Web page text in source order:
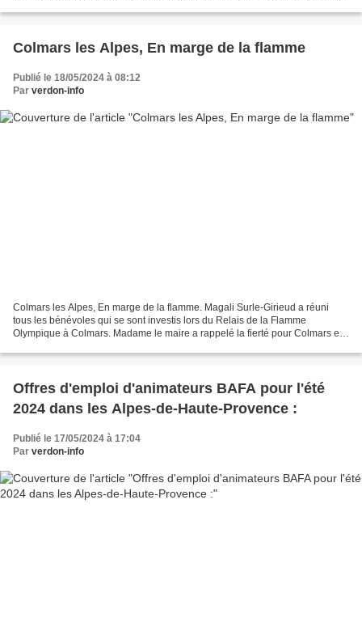
Colmars les Alpes, En marge de la flamme
Publié le 18/05/2024 à 08:12
Par verdon-info
Colmars les Alpes, En marge de la flamme. Magali Surle-Girieud a réuni
tous les bénévoles qui se sont investis lors du Relais de la Flamme
Olympique à Colmars. Madame le maire a rappelé la fierté pour Colmars et
Offres d'emploi d'animateurs BAFA pour l'été
2024 dans les Alpes-de-Haute-Provence :
Publié le 17/05/2024 à 17:04
Par verdon-info